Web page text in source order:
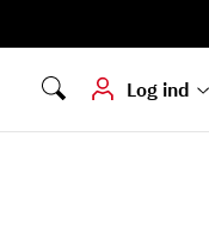
Log ind
Hvis du skal
dokumenter digitalt